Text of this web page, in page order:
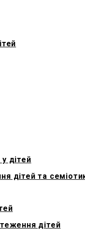
дітей
дітей та
дітей